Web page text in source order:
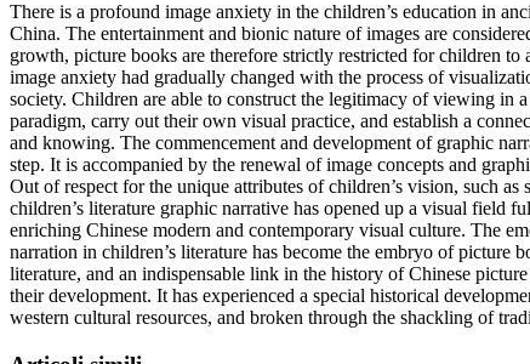
There is a profound image anxiety in the children’s education in
China. The entertainment and bionic nature of images are
growth, picture books are therefore strictly restricted for children to
image anxiety had gradually changed with the process of
society. Children are able to construct the legitimacy of viewing in
paradigm, carry out their own visual practice, and establish a
and knowing. The commencement and development of graphic
step. It is accompanied by the renewal of image concepts and
Out of respect for the unique attributes of children’s vision, such as
children’s literature graphic narrative has opened up a visual field
enriching Chinese modern and contemporary visual culture. The
narration in children’s literature has become the embryo of picture
literature, and an indispensable link in the history of Chinese
their development. It has experienced a special historical
western cultural resources, and broken through the shackling of